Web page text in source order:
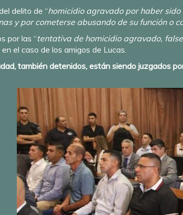
delito de “homicidio agravado por haber
y por cometerse abusando de su función o
por las “tentativa de homicidio agravado,
en el caso de los amigos de Lucas.
también detenidos, están siendo juzgados